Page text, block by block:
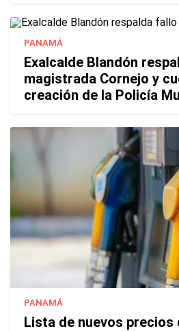
PANAMÁ
Exalcalde Blandón
magistrada Cornejo y
creación de la Policía
PANAMÁ
Lista de nuevos precios